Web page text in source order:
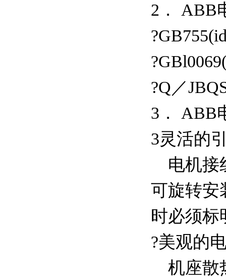
2． ABB
?Q／
3． ABB
3灵活的
电机接
可旋转安
时必须标
?美观的
机座散